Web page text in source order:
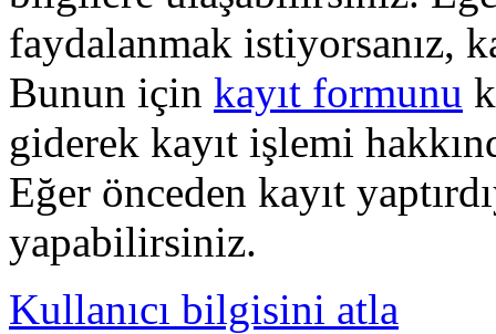
faydalanmak istiyorsanız,
Bunun için kayıt formunu
giderek kayıt işlemi
Eğer önceden kayıt
yapabilirsiniz.
Kullanıcı bilgisini atla